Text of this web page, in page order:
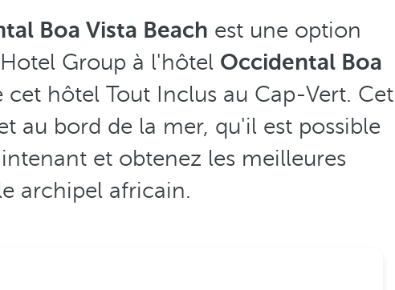
Boa Vista Beach est une option
Group à l'hôtel Occidental Boa
hôtel Tout Inclus au Cap-Vert. Cet
au bord de la mer, qu'il est possible
et obtenez les meilleures
archipel africain.